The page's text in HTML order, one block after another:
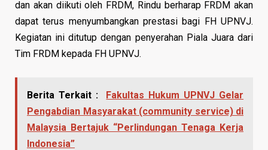
dan akan diikuti oleh FRDM, Rindu berharap FRDM akan
dapat terus menyumbangkan prestasi bagi FH UPNVJ.
Kegiatan ini ditutup dengan penyerahan Piala Juara dari
Tim FRDM kepada FH UPNVJ.
Berita Terkait :
Fakultas Hukum UPNVJ Gelar
Pengabdian Masyarakat (community service) di
Malaysia Bertajuk “Perlindungan Tenaga Kerja
Indonesia”